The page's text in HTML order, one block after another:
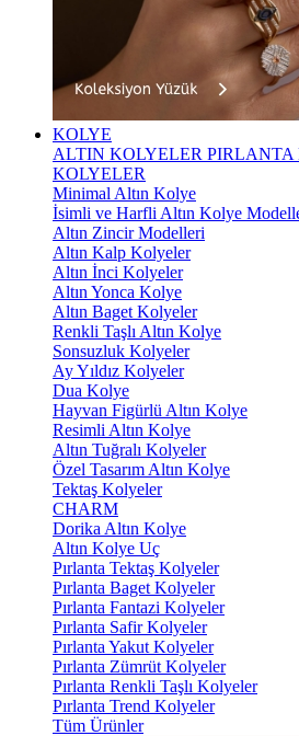
KOLYE
ALTIN KOLYELER PIRLANTA
KOLYELER
Minimal Altın Kolye
İsimli ve Harfli Altın Kolye
Altın Zincir Modelleri
Altın Kalp Kolyeler
Altın İnci Kolyeler
Altın Yonca Kolye
Altın Baget Kolyeler
Renkli Taşlı Altın Kolye
Sonsuzluk Kolyeler
Ay Yıldız Kolyeler
Dua Kolye
Hayvan Figürlü Altın Kolye
Resimli Altın Kolye
Altın Tuğralı Kolyeler
Özel Tasarım Altın Kolye
Tektaş Kolyeler
CHARM
Dorika Altın Kolye
Altın Kolye Uç
Pırlanta Tektaş Kolyeler
Pırlanta Baget Kolyeler
Pırlanta Fantazi Kolyeler
Pırlanta Safir Kolyeler
Pırlanta Yakut Kolyeler
Pırlanta Zümrüt Kolyeler
Pırlanta Renkli Taşlı Kolyeler
Pırlanta Trend Kolyeler
Tüm Ürünler